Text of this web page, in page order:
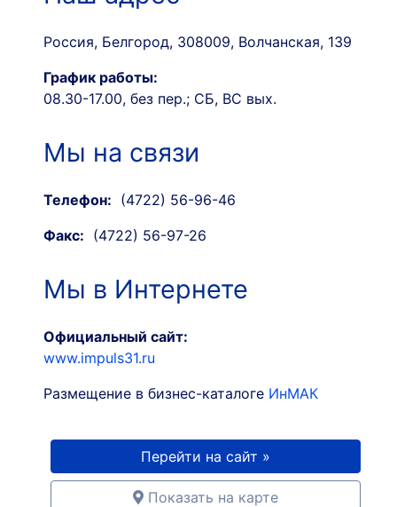
Россия, Белгород, 308009, Волчанская, 139
График работы:
08.30-17.00, без пер.; СБ, ВС вых.
Мы на связи
Телефон: (4722) 56-96-46
Факс: (4722) 56-97-26
Мы в Интернете
Официальный сайт:
www.impuls31.ru
Размещение в бизнес-каталоге ИнМАК
Перейти на сайт »
Показать на карте